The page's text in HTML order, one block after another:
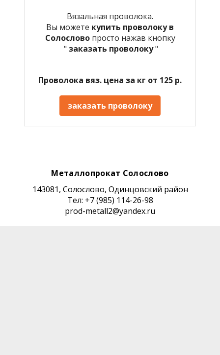
Вязальная проволока.
Вы можете купить проволоку в
Солослово просто нажав кнопку
" заказать проволоку"
Проволока вяз. цена за кг от 125 р.
заказать проволоку
Металлопрокат Солослово
143081, Солослово, Одинцовский район
Тел: +7 (985) 114-26-98
prod-metall2@yandex.ru